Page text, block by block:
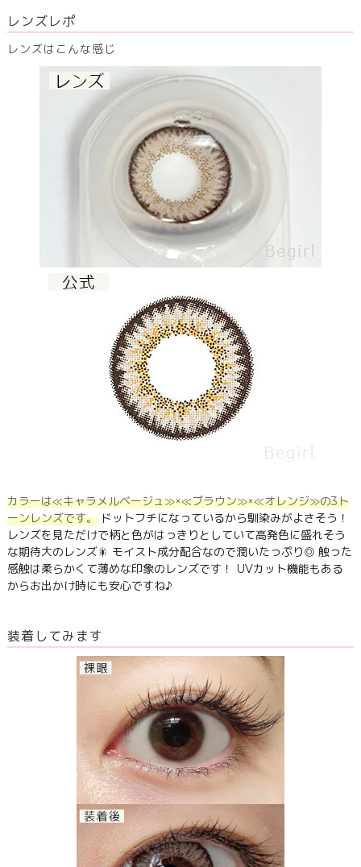
レンズレポ
レンズはこんな感じ
カラーは≪キャラメルベージュ≫×≪ブラウン≫×≪オレンジ≫の3ト
ーンレンズです。ドットフチになっているから馴染みがよさそう！
レンズを見ただけで柄と色がはっきりとしていて高発色に盛れそう
な期待大のレンズ🎇 モイスト成分配合なので潤いたっぷり◎ 触った
感触は柔らかくて薄めな印象のレンズです！ UVカット機能もある
からお出かけ時にも安心ですね♪
装着してみます